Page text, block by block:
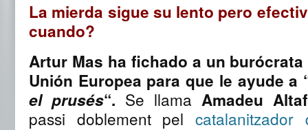
La mierda sigue su lento pero
cuando?
Artur Mas ha fichado a un
Unión Europea para que le ayude a
el prusés“. Se llama Amadeu
passi doblement pel catalanitzador